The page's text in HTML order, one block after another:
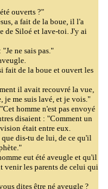
ouverts ?"
a fait de la boue, il l'a
de Siloé et lave-toi. J'y ai
ne sais pas."
fait de la boue et ouvert les
il avait recouvré la vue,
je me suis lavé, et je vois."
homme n'est pas envoyé
disaient : "Comment un
était entre eux.
dis-tu de lui, de ce qu'il
eut été aveugle et qu'il
venir les parents de celui qui
dites être né aveugle ?